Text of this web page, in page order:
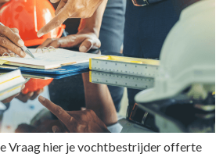
Vraag hier je vochtbestrijder offerte